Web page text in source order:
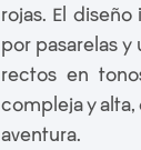
rojas. El
por pasarelas
rectos en
compleja y
aventura.